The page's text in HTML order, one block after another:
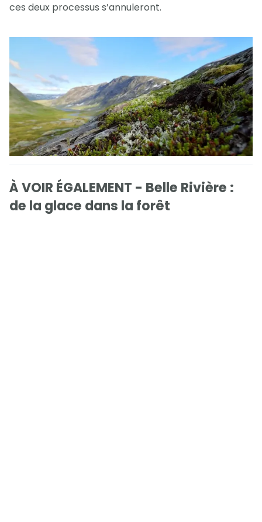
ces deux processus s’annuleront.
À VOIR ÉGALEMENT - Belle Rivière :
de la glace dans la forêt